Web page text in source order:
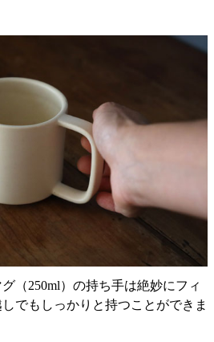
（250ml）の持ち手は絶妙にフィ
でもしっかりと持つことができま